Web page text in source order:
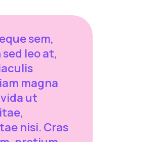
sem,
leo at,
magna
ut
nisi. Cras